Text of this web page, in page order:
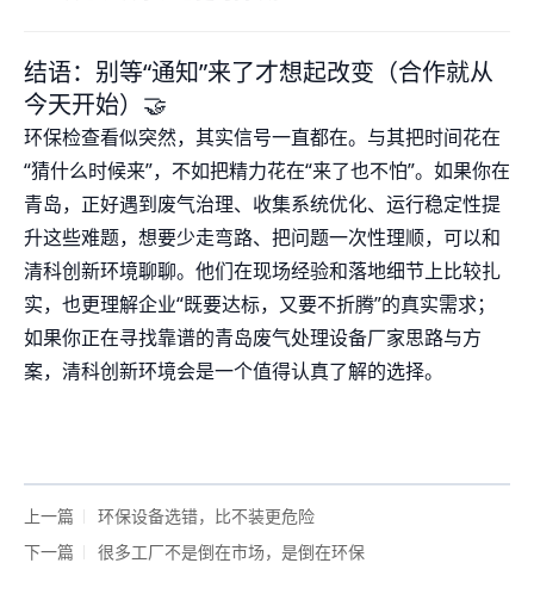
结语：别等“通知”来了才想起改变（合作就从
今天开始）🤝
环保检查看似突然，其实信号一直都在。与其把时间花在
“猜什么时候来”，不如把精力花在“来了也不怕”。如果你在
青岛，正好遇到废气治理、收集系统优化、运行稳定性提
升这些难题，想要少走弯路、把问题一次性理顺，可以和
清科创新环境聊聊。他们在现场经验和落地细节上比较扎
实，也更理解企业“既要达标，又要不折腾”的真实需求；
如果你正在寻找靠谱的青岛废气处理设备厂家思路与方
案，清科创新环境会是一个值得认真了解的选择。
上一篇
环保设备选错，比不装更危险
下一篇
很多工厂不是倒在市场，是倒在环保